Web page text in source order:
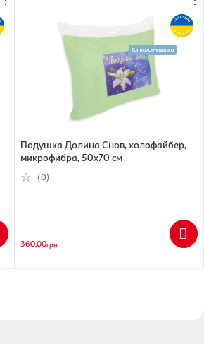
Подушка Долина Снов, холофайбер,
микрофибра, 50х70 см
(0)
360,00грн